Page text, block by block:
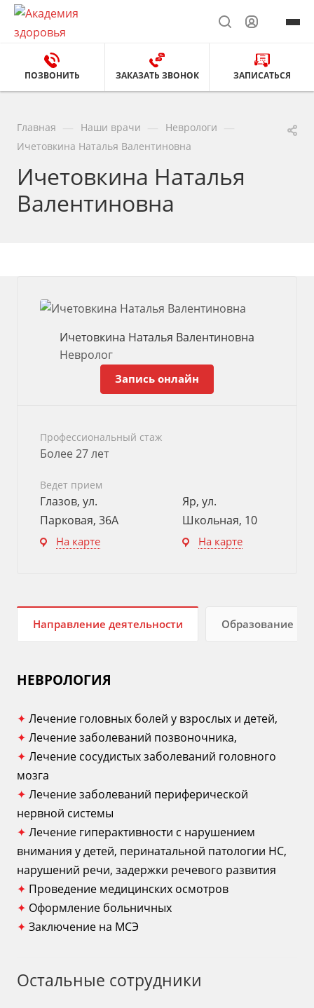
ПОЗВОНИТЬ ЗАКАЗАТЬ ЗВОНОК ЗАПИСАТЬСЯ
Главная Наши врачи Неврологи
Ичетовкина Наталья Валентиновна
Ичетовкина Наталья
Валентиновна
Ичетовкина Наталья Валентиновна
Невролог
Запись онлайн
Профессиональный стаж
Более 27 лет
Ведет прием
Глазов, ул.
Парковая, 36А
На карте
Яр, ул.
Школьная, 10
На карте
Направление деятельности Образование
НЕВРОЛОГИЯ
✦ Лечение головных болей у взрослых и детей,
✦ Лечение заболеваний позвоночника,
✦ Лечение сосудистых заболеваний головного
мозга
✦ Лечение заболеваний периферической
нервной системы
✦ Лечение гиперактивности с нарушением
внимания у детей, перинатальной патологии НС,
нарушений речи, задержки речевого развития
✦ Проведение медицинских осмотров
✦ Оформление больничных
✦ Заключение на МСЭ
Остальные сотрудники